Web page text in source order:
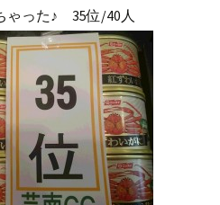
ゃった♪ 35位/40人